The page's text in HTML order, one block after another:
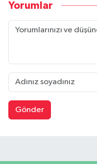
Yorumlar
Gönder